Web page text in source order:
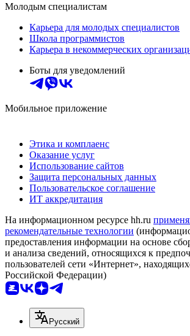
Молодым специалистам
Карьера для молодых специалистов
Школа программистов
Карьера в некоммерческих
Боты для уведомлений
Мобильное приложение
Этика и комплаенс
Оказание услуг
Использование сайтов
Защита персональных данных
Пользовательское соглашение
ИТ аккредитация
На информационном ресурсе hh.ru
рекомендательные технологии
предоставления информации на основе
и анализа сведений, относящихся к
пользователей сети «Интернет»,
Российской Федерации)
Русский